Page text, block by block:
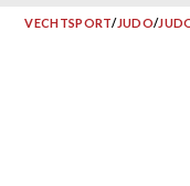
VECHTSPORT/JUDO/